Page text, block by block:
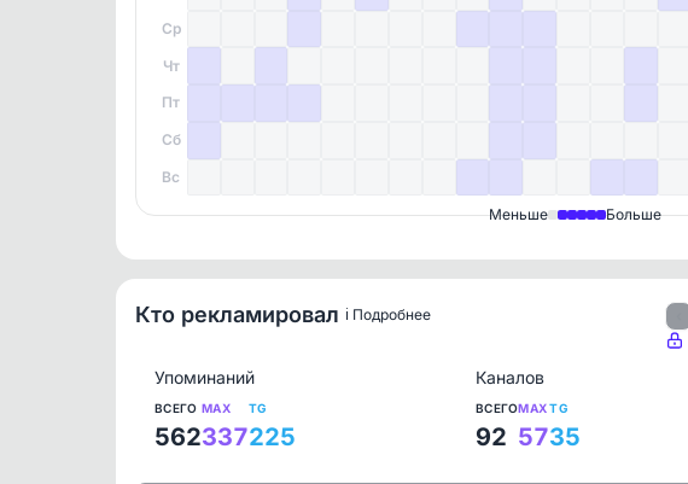
Ср
Чт
Пт
Сб
Вс
Меньше Больше
Кто рекламировал ℹ️ Подробнее
Упоминаний
ВСЕГО
562
MAX
337
TG
225
Каналов
ВСЕГО
92
MAX
57
TG
35